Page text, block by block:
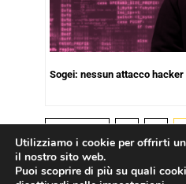
Sogei: nessun attacco hacker
Utilizziamo i cookie per offrirti
il nostro sito web.
Puoi scoprire di più su quali